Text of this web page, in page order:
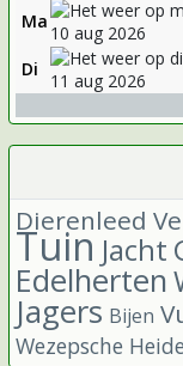
Ma
Di
Dierenleed
Tuin Jacht
Edelherten
Jagers Bijen
Wezepsche Heide